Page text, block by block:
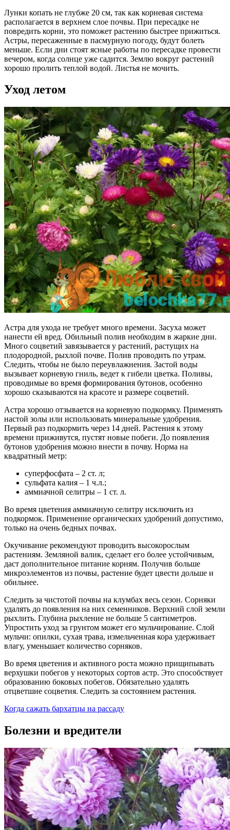
Лунки копать не глубже 20 см, так как корневая система
располагается в верхнем слое почвы. При пересадке не
повредить корни, это поможет растению быстрее прижиться.
Астры, пересаженные в пасмурную погоду, будут болеть
меньше. Если дни стоят ясные работы по пересадке провести
вечером, когда солнце уже садится. Землю вокруг растений
хорошо пролить теплой водой. Листья не мочить.
Уход летом
Астра для ухода не требует много времени. Засуха может
нанести ей вред. Обильный полив необходим в жаркие дни.
Много соцветий завязывается у растений, растущих на
плодородной, рыхлой почве. Полив проводить по утрам.
Следить, чтобы не было переувлажнения. Застой воды
вызывает корневую гниль, ведет к гибели цветка. Поливы,
проводимые во время формирования бутонов, особенно
хорошо сказываются на красоте и размере соцветий.
Астра хорошо отзывается на корневую подкормку. Применять
настой золы или использовать минеральные удобрения.
Первый раз подкормить через 14 дней. Растения к этому
времени приживутся, пустят новые побеги. До появления
бутонов удобрения можно внести в почву. Норма на
квадратный метр:
суперфосфата – 2 ст. л;
сульфата калия – 1 ч.л.;
аммиачной селитры – 1 ст. л.
Во время цветения аммиачную селитру исключить из
подкормок. Применение органических удобрений допустимо,
только на очень бедных почвах.
Окучивание рекомендуют проводить высокорослым
растениям. Земляной валик, сделает его более устойчивым,
даст дополнительное питание корням. Получив больше
микроэлементов из почвы, растение будет цвести дольше и
обильнее.
Следить за чистотой почвы на клумбах весь сезон. Сорняки
удалять до появления на них семенников. Верхний слой земли
рыхлить. Глубина рыхление не больше 5 сантиметров.
Упростить уход за грунтом может его мульчирование. Слой
мульчи: опилки, сухая трава, измельченная кора удерживает
влагу, уменьшает количество сорняков.
Во время цветения и активного роста можно прищипывать
верхушки побегов у некоторых сортов астр. Это способствует
образованию боковых побегов. Обязательно удалять
отцветшие соцветия. Следить за состоянием растения.
Когда сажать бархатцы на рассаду
Болезни и вредители